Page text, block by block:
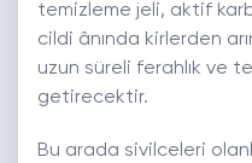
temizleme jeli, aktif
cildi ânında kirlerden
uzun süreli ferahlık ve
getirecektir.
Bu arada sivilceleri